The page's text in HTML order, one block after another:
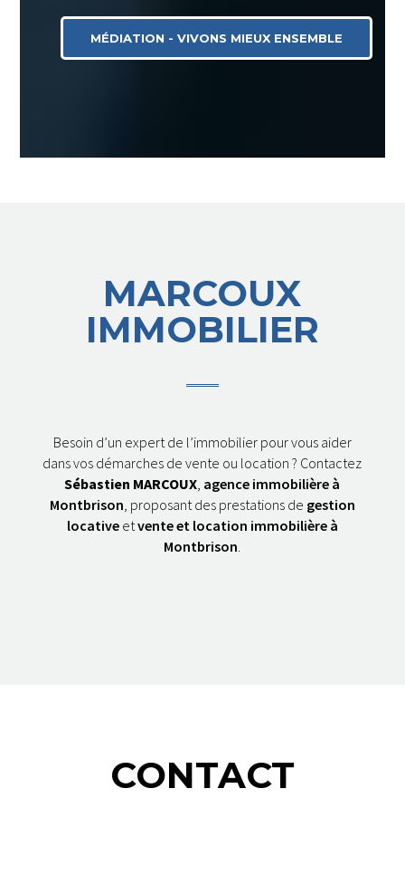
MÉDIATION - VIVONS MIEUX ENSEMBLE
MARCOUX
IMMOBILIER
Besoin d’un expert de l’immobilier pour vous aider
dans vos démarches de vente ou location ? Contactez
Sébastien MARCOUX, agence immobilière à
Montbrison, proposant des prestations de gestion
locativeetvente et location immobilière à
Montbrison.
CONTACT